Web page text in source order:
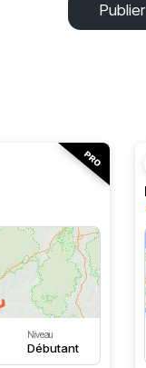
Publier
Niveau
Débutant